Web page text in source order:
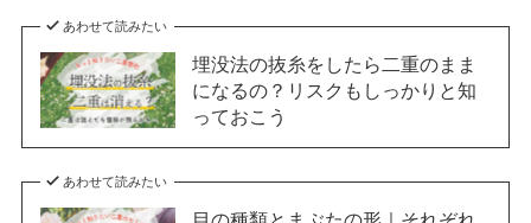
あわせて読みたい
埋没法の抜糸をしたら二重のまま
になるの？リスクもしっかりと知
っておこう
あわせて読みたい